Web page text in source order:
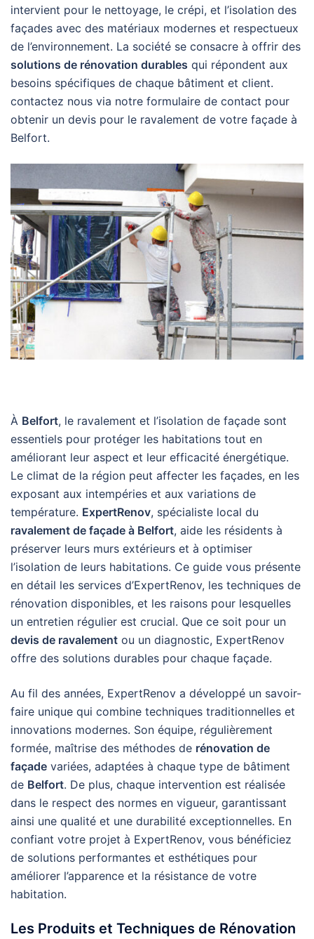
intervient pour le nettoyage, le crépi, et l’isolation des
façades avec des matériaux modernes et respectueux
de l’environnement. La société se consacre à offrir des
solutions de rénovation durables qui répondent aux
besoins spécifiques de chaque bâtiment et client.
contactez nous via notre formulaire de contact pour
obtenir un devis pour le ravalement de votre façade à
Belfort.
À Belfort, le ravalement et l’isolation de façade sont
essentiels pour protéger les habitations tout en
améliorant leur aspect et leur efficacité énergétique.
Le climat de la région peut affecter les façades, en les
exposant aux intempéries et aux variations de
température. ExpertRenov, spécialiste local du
ravalement de façade à Belfort, aide les résidents à
préserver leurs murs extérieurs et à optimiser
l’isolation de leurs habitations. Ce guide vous présente
en détail les services d’ExpertRenov, les techniques de
rénovation disponibles, et les raisons pour lesquelles
un entretien régulier est crucial. Que ce soit pour un
devis de ravalement ou un diagnostic, ExpertRenov
offre des solutions durables pour chaque façade.
Au fil des années, ExpertRenov a développé un savoir-
faire unique qui combine techniques traditionnelles et
innovations modernes. Son équipe, régulièrement
formée, maîtrise des méthodes de rénovation de
façade variées, adaptées à chaque type de bâtiment
de Belfort. De plus, chaque intervention est réalisée
dans le respect des normes en vigueur, garantissant
ainsi une qualité et une durabilité exceptionnelles. En
confiant votre projet à ExpertRenov, vous bénéficiez
de solutions performantes et esthétiques pour
améliorer l’apparence et la résistance de votre
habitation.
Les Produits et Techniques de Rénovation